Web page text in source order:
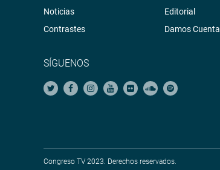
Noticias
Contrastes
Editorial
Damos Cuenta
SÍGUENOS
Congreso TV 2023. Derechos reservados.